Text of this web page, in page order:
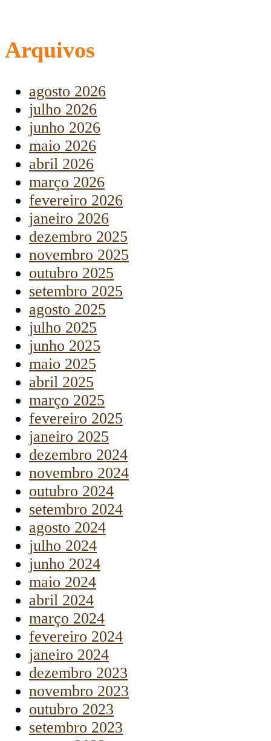
Arquivos
agosto 2026
julho 2026
junho 2026
maio 2026
abril 2026
março 2026
fevereiro 2026
janeiro 2026
dezembro 2025
novembro 2025
outubro 2025
setembro 2025
agosto 2025
julho 2025
junho 2025
maio 2025
abril 2025
março 2025
fevereiro 2025
janeiro 2025
dezembro 2024
novembro 2024
outubro 2024
setembro 2024
agosto 2024
julho 2024
junho 2024
maio 2024
abril 2024
março 2024
fevereiro 2024
janeiro 2024
dezembro 2023
novembro 2023
outubro 2023
setembro 2023